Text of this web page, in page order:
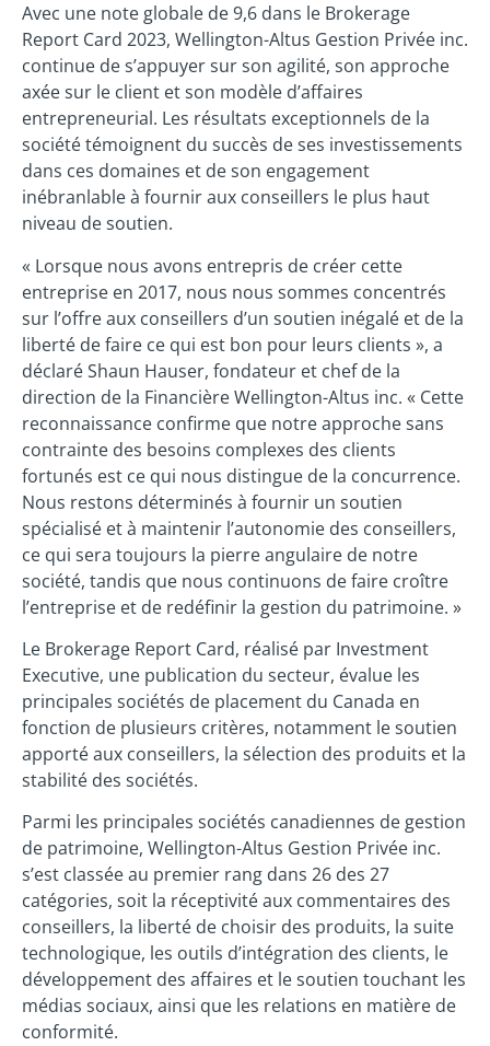
Avec une note globale de 9,6 dans le Brokerage
Report Card 2023, Wellington-Altus Gestion Privée inc.
continue de s’appuyer sur son agilité, son approche
axée sur le client et son modèle d’affaires
entrepreneurial. Les résultats exceptionnels de la
société témoignent du succès de ses investissements
dans ces domaines et de son engagement
inébranlable à fournir aux conseillers le plus haut
niveau de soutien.
« Lorsque nous avons entrepris de créer cette
entreprise en 2017, nous nous sommes concentrés
sur l’offre aux conseillers d’un soutien inégalé et de la
liberté de faire ce qui est bon pour leurs clients », a
déclaré Shaun Hauser, fondateur et chef de la
direction de la Financière Wellington-Altus inc. « Cette
reconnaissance confirme que notre approche sans
contrainte des besoins complexes des clients
fortunés est ce qui nous distingue de la concurrence.
Nous restons déterminés à fournir un soutien
spécialisé et à maintenir l’autonomie des conseillers,
ce qui sera toujours la pierre angulaire de notre
société, tandis que nous continuons de faire croître
l’entreprise et de redéfinir la gestion du patrimoine. »
Le Brokerage Report Card, réalisé par Investment
Executive, une publication du secteur, évalue les
principales sociétés de placement du Canada en
fonction de plusieurs critères, notamment le soutien
apporté aux conseillers, la sélection des produits et la
stabilité des sociétés.
Parmi les principales sociétés canadiennes de gestion
de patrimoine, Wellington-Altus Gestion Privée inc.
s’est classée au premier rang dans 26 des 27
catégories, soit la réceptivité aux commentaires des
conseillers, la liberté de choisir des produits, la suite
technologique, les outils d’intégration des clients, le
développement des affaires et le soutien touchant les
médias sociaux, ainsi que les relations en matière de
conformité.